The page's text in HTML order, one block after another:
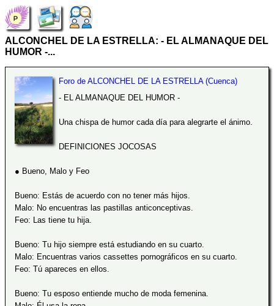
ALCONCHEL DE LA ESTRELLA: - EL ALMANAQUE DEL
HUMOR -...
Foro de ALCONCHEL DE LA ESTRELLA (Cuenca)
- EL ALMANAQUE DEL HUMOR -
Una chispa de humor cada día para alegrarte el ánimo.
DEFINICIONES JOCOSAS
● Bueno, Malo y Feo
Bueno: Estás de acuerdo con no tener más hijos.
Malo: No encuentras las pastillas anticonceptivas.
Feo: Las tiene tu hija.
Bueno: Tu hijo siempre está estudiando en su cuarto.
Malo: Encuentras varios cassettes pornográficos en su cuarto.
Feo: Tú apareces en ellos.
Bueno: Tu esposo entiende mucho de moda femenina.